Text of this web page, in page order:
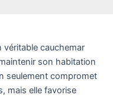
véritable cauchemar
son habitation
seulement compromet
mais elle favorise